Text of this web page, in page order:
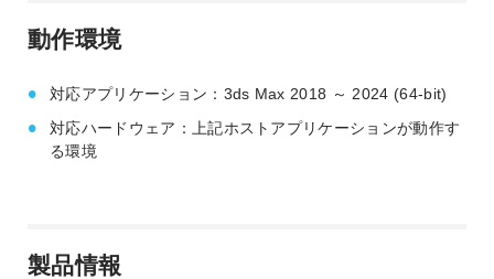
動作環境
対応アプリケーション：3ds Max 2018 ～ 2024 (64-bit)
対応ハードウェア：上記ホストアプリケーションが動作す
る環境
製品情報